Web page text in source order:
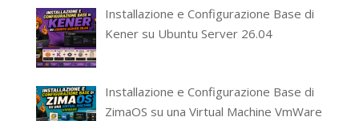
Installazione e Configurazione Base di
Kener su Ubuntu Server 26.04
Installazione e Configurazione Base di
ZimaOS su una Virtual Machine VmWare